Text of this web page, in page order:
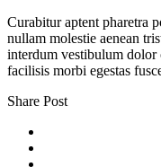
Curabitur aptent pharetra
nullam molestie aenean
interdum vestibulum dolor
facilisis morbi egestas
Share Post